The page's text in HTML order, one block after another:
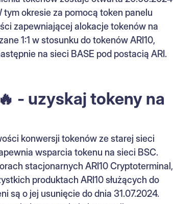
tym okresie za pomocą token panelu
zapewniającej alokacje tokenów na
1:1 w stosunku do tokenów ARI10,
na sieci BASE pod postacią ARI.
- uzyskaj tokeny na
konwersji tokenów ze starej sieci
wsparcia tokenu na sieci BSC.
stacjonarnych ARI10 Cryptoterminal,
produktach ARI10 służących do
są o jej usunięcie do dnia 31.07.2024.